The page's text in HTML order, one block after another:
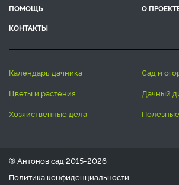
ПОМОЩЬ
О
КОНТАКТЫ
календарь дачника
сад и
цветы и растения
дачный
хозяйственные дела
® Антонов сад 2015-2026
Политика конфиденциальности